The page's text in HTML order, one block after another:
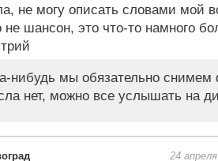
не могу описать словами мой
не шансон, это что-то намного
нибудь мы обязательно
нет, можно все услышать на
24